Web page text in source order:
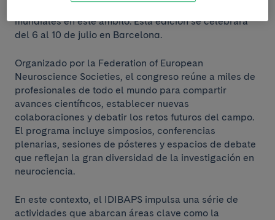
mundiales en este ámbito. Esta edición se celebrará
del 6 al 10 de julio en Barcelona.
Organizado por la Federation of European
Neuroscience Societies, el congreso reúne a miles de
profesionales de todo el mundo para compartir
avances científicos, establecer nuevas
colaboraciones y debatir los retos futuros del campo.
El programa incluye simposios, conferencias
plenarias, sesiones de pósteres y espacios de debate
que reflejan la gran diversidad de la investigación en
neurociencia.
En este contexto, el IDIBAPS impulsa una série de
actividades que abarcan áreas clave como la